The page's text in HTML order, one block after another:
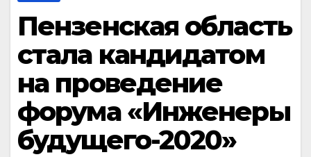
Пензенская область
стала кандидатом
на проведение
форума «Инженеры
будущего-2020»